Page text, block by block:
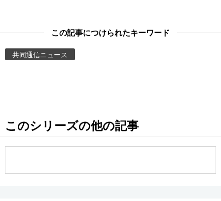
お知らせ
この記事につけられたキーワード
共同通信ニュース
このシリーズの他の記事